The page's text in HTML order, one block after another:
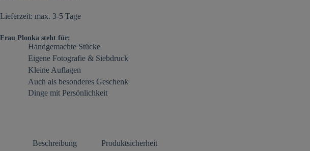
Lieferzeit: max. 3-5 Tage
Frau Plonka steht für:
Handgemachte Stücke
Eigene Fotografie & Siebdruck
Kleine Auflagen
Auch als besonderes Geschenk
Dinge mit Persönlichkeit
Beschreibung Produktsicherheit